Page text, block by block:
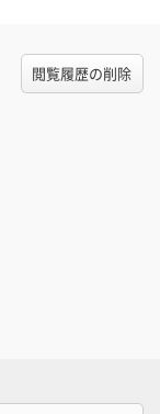
閲覧履歴の削除